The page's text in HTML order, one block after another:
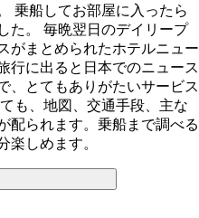
乗船してお部屋に入ったら
た。 毎晩翌日のデイリープ
がまとめられたホテルニュー
行に出ると日本でのニュース
、とてもありがたいサービス
も、地図、交通手段、主な
配られます。乗船まで調べる
楽しめます。